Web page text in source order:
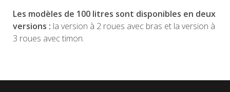
Les modèles de 100 litres sont disponibles en deux
versions : la version à 2 roues avec bras et la version à
3 roues avec timon.